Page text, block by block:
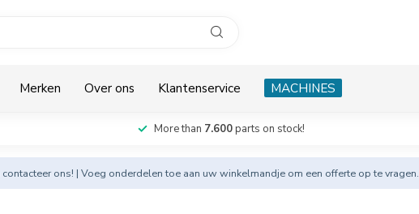
Merken Over ons Klantenservice MACHINES
More than 7.600parts on stock!
contacteer ons! | Voeg onderdelen toe aan uw winkelmandje om een offerte op te vragen.